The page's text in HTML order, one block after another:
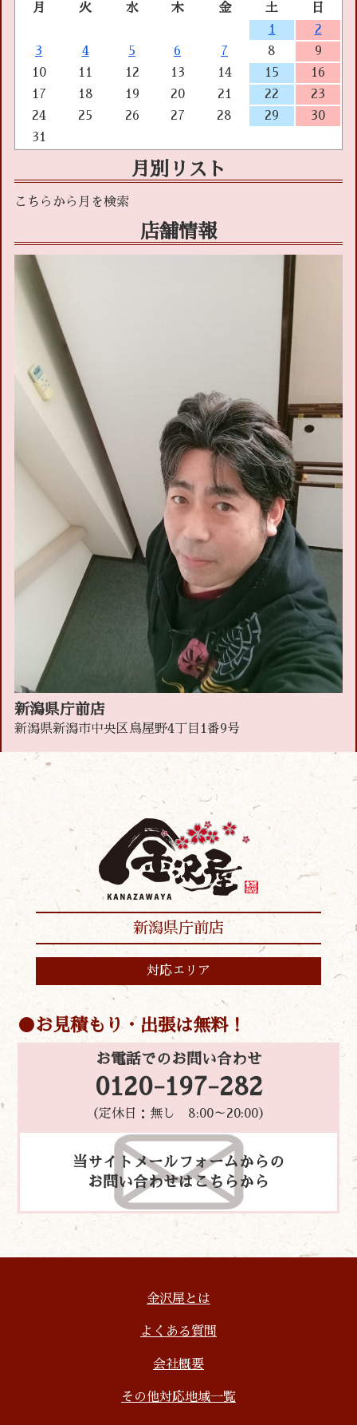
月 火 水 木 金 土
日
1
2
3
4 5 6 7 8
9
10
11 12 13 14 15
16
17
18 19 20 21 22
23
24
25 26 27 28 29
30
31
月別リスト
店舗情報
新潟県庁前店
新潟県新潟市中央区鳥屋野4丁目1番9号
新潟県庁前店
対応エリア
お見積もり・出張は無料！
お電話でのお問い合わせ
0120-197-282
（定休日：無し 8:00～20:00）
当サイトメールフォームからの
お問い合わせはこちらから
金沢屋とは
よくある質問
会社概要
その他対応地域一覧